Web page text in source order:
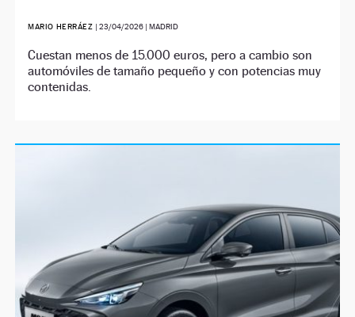
MARIO HERRÁEZ | 23/04/2026| MADRID
Cuestan menos de 15.000 euros, pero a cambio son
automóviles de tamaño pequeño y con potencias muy
contenidas.